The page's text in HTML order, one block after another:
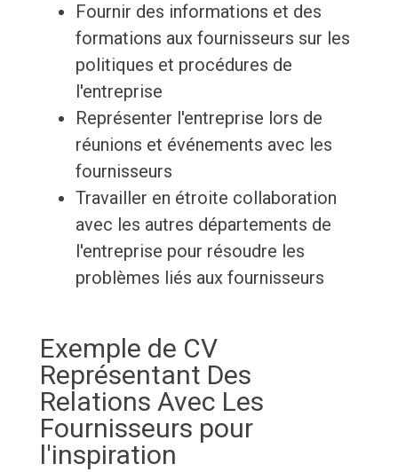
Fournir des informations et des
formations aux fournisseurs sur les
politiques et procédures de
l'entreprise
Représenter l'entreprise lors de
réunions et événements avec les
fournisseurs
Travailler en étroite collaboration
avec les autres départements de
l'entreprise pour résoudre les
problèmes liés aux fournisseurs
Exemple de CV
Représentant Des
Relations Avec Les
Fournisseurs pour
l'inspiration